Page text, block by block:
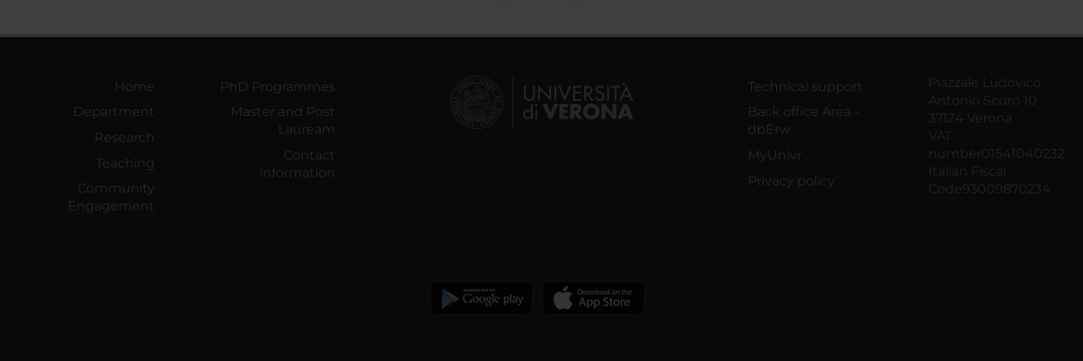
Home
Department
Research
Teaching
Community
Engagement
PhD Programmes
Master and Post
Lauream
Contact
information
Technical support
Back office Area -
dbErw
MyUnivr
Privacy policy
Piazzale Ludovico
Antonio Scuro 10
37124 Verona
VAT
number01541040232
Italian Fiscal
Code93009870234